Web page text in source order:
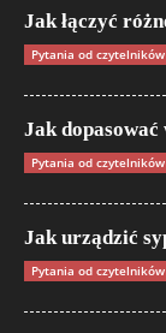
Jak łączyć
Pytania od czytelników
Jak
Pytania od czytelników
Jak urządzić
Pytania od czytelników